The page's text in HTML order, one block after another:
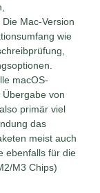
Mac-Version
wie
macOS-
von
primär viel
das
meist auch
ebenfalls für die
M3 Chips)